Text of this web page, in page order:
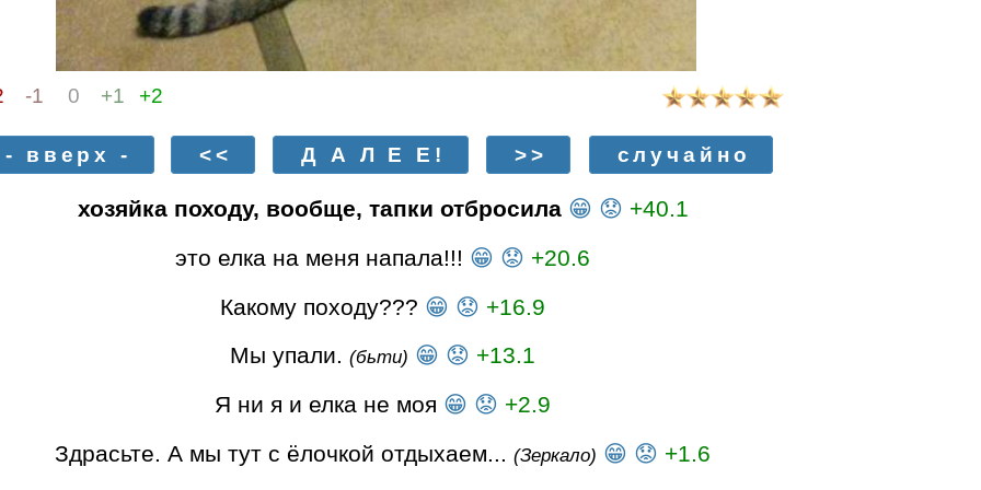
-1 0 +1 +2
- вверх - << Д А Л Е Е! >> случайно
хозяйка походу, вообще, тапки отбросила 😁 😟 +40.1
это елка на меня напала!!! 😁 😟 +20.6
Какому походу??? 😁 😟 +16.9
Мы упали. (бьти) 😁 😟 +13.1
Я ни я и елка не моя 😁 😟 +2.9
Здрасьте. А мы тут с ёлочкой отдыхаем... (Зеркало) 😁 😟 +1.6